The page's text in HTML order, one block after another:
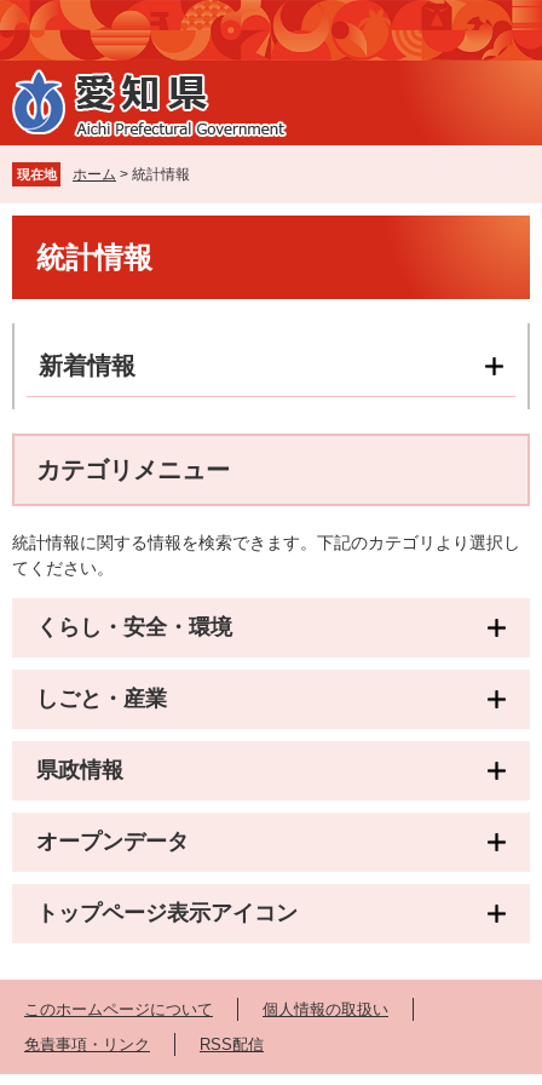
ペ
ー
ジ
の
先
で
す
。
メ
ニ
ュ
ー
を
ば
し
て
現在地 ホーム > 統計情報
統計情報
新着情報
カテゴリメニュー
統計情報に関する情報を検索できます。下記のカテゴリより選択し
てください。
くらし・安全・環境
しごと・産業
県政情報
オープンデータ
トップページ表示アイコン
このホームページについて
個人情報の取扱い
免責事項・リンク
RSS配信